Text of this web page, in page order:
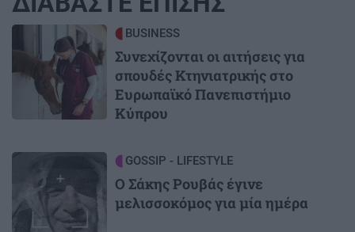
BUSINESS
Συνεχίζονται οι αιτήσεις για
σπουδές Κτηνιατρικής στο
Ευρωπαϊκό Πανεπιστήμιο
Κύπρου
GOSSIP - LIFESTYLE
Ο Σάκης Ρουβάς έγινε
μελισσοκόμος για μία ημέρα